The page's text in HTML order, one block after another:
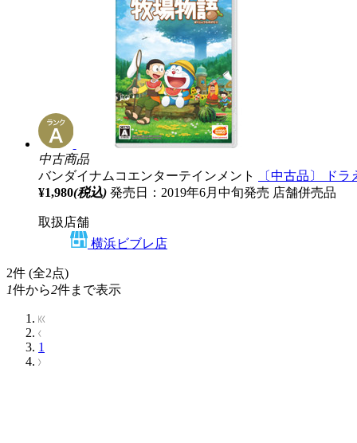
中古商品
バンダイナムコエンターテインメント
〔中古品〕 ド
¥1,980(税込) 発売日：2019年6月中旬発売 店舗併売品
取扱店舗
横浜ビブレ店
2件 (全2点)
1件から2件まで表示
1